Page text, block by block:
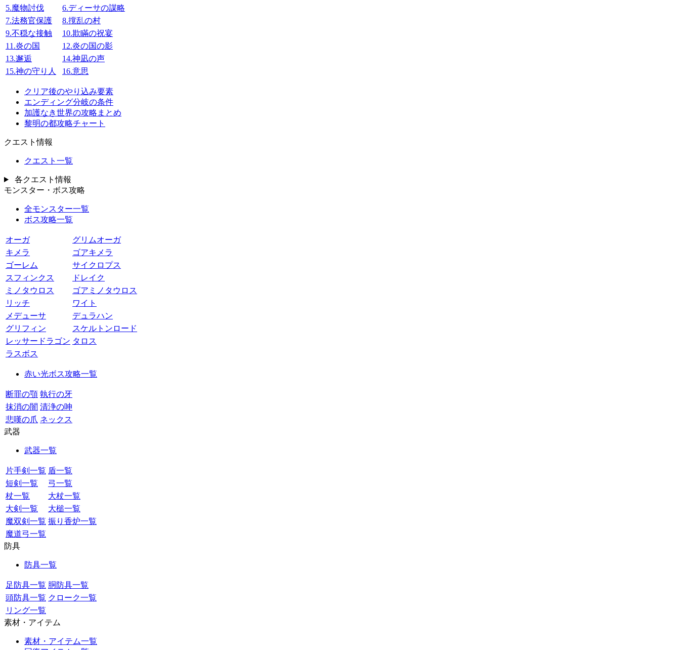
5.魔物討伐
6.ディーサの謀略
7.法務官保護
8.撹乱の村
9.不穏な接触
10.欺瞞の祝宴
11.炎の国
12.炎の国の影
13.邂逅
14.神凪の声
15.神の守り人
16.意思
クリア後のやり込み要素
エンディング分岐の条件
加護なき世界の攻略まとめ
黎明の都攻略チャート
クエスト情報
クエスト一覧
各クエスト情報
モンスター・ボス攻略
全モンスター一覧
ボス攻略一覧
オーガ
グリムオーガ
キメラ
ゴアキメラ
ゴーレム
サイクロプス
スフィンクス
ドレイク
ミノタウロス
ゴアミノタウロス
リッチ
ワイト
メデューサ
デュラハン
グリフィン
スケルトンロード
レッサードラゴン タロス
ラスボス
赤い光ボス攻略一覧
断罪の顎 執行の牙
抹消の闇 清浄の呻
悲嘆の爪 ネックス
武器
武器一覧
片手剣一覧 盾一覧
短剣一覧
弓一覧
杖一覧
大杖一覧
大剣一覧
大槌一覧
魔双剣一覧 振り香炉一覧
魔道弓一覧
防具
防具一覧
足防具一覧 胴防具一覧
頭防具一覧 クローク一覧
リング一覧
素材・アイテム
素材・アイテム一覧